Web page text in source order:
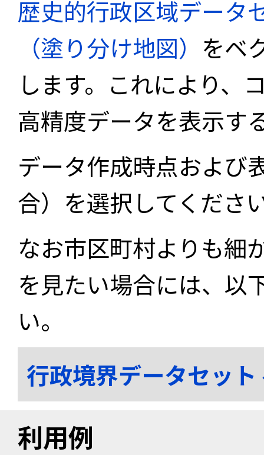
歴史的行政区域データ
（塗り分け地図） をベ
します。これにより、
高精度データを表示す
データ作成時点および
合）を選択してくださ
なお市区町村よりも細
を見たい場合には、以
い。
行政境界データセッ
利用例